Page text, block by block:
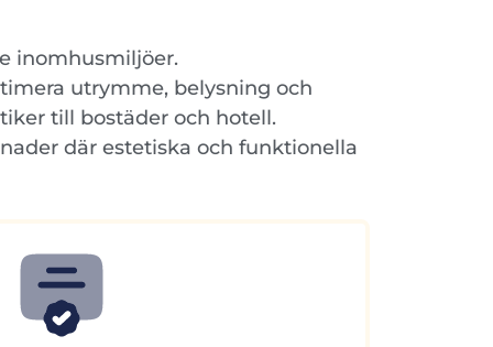
inomhusmiljöer.
utrymme, belysning och
till bostäder och hotell.
där estetiska och funktionella